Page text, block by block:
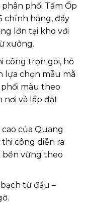
phối Tấm Ốp
chính hãng, đầy
lớn tại kho với
xưởng.
công trọn gói, hỗ
lựa chọn mẫu mã
màu theo
nơi và lắp đặt
của Quang
công diễn ra
bền vững theo
từ đầu –